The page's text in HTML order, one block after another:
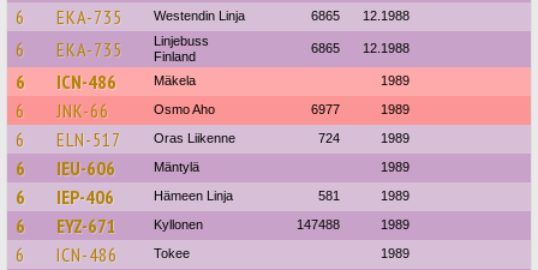
6 EKA-735 Westendin Linja 6865 12.1988
6 EKA-735
Linjebuss
Finland
6865 12.1988
6 ICN-486 Mäkela 1989
6 JNK-66 Osmo Aho 6977 1989
6 ELN-517 Oras Liikenne 724 1989
6 IEU-606 Mäntylä 1989
6 IEP-406 Hämeen Linja 581 1989
6 EYZ-671 Kyllonen 147488 1989
6 ICN-486 Tokee 1989